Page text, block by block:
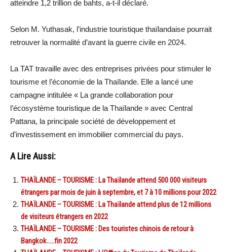
atteindre 1,2 trillion de bahts, a-t-il déclaré.
Selon M. Yuthasak, l’industrie touristique thaïlandaise pourrait
retrouver la normalité d’avant la guerre civile en 2024.
La TAT travaille avec des entreprises privées pour stimuler le
tourisme et l’économie de la Thaïlande. Elle a lancé une
campagne intitulée « La grande collaboration pour
l’écosystème touristique de la Thaïlande » avec Central
Pattana, la principale société de développement et
d’investissement en immobilier commercial du pays.
A Lire Aussi:
THAÏLANDE – TOURISME : La Thaïlande attend 500 000 visiteurs
étrangers par mois de juin à septembre, et 7 à 10 millions pour 2022
THAÏLANDE – TOURISME : La Thaïlande attend plus de 12 millions
de visiteurs étrangers en 2022
THAÏLANDE – TOURISME : Des touristes chinois de retour à
Bangkok…..fin 2022